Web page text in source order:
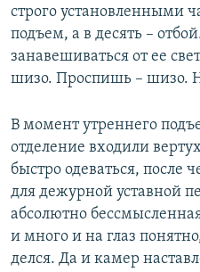
строго установленными
подъем, а в десять –
занавешиваться от ее
шизо. Проспишь – шизо.
В момент утреннего
отделение входили
быстро одеваться, после
для дежурной уставной
абсолютно
и много и на глаз
делся. Да и камер